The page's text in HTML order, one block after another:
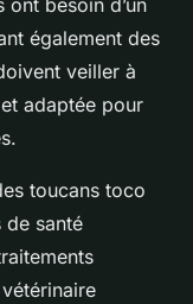
besoin d’un
également des
veiller à
adaptée pour
toucans toco
de santé